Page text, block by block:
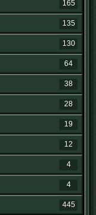
165
135
130
64
38
28
19
12
4
4
445